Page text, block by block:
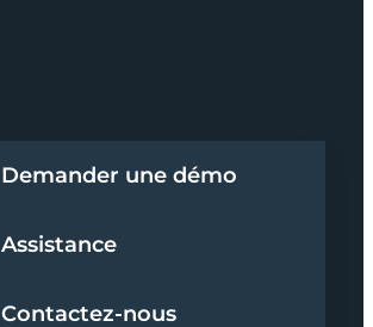
Demander une démo
Assistance
Contactez-nous